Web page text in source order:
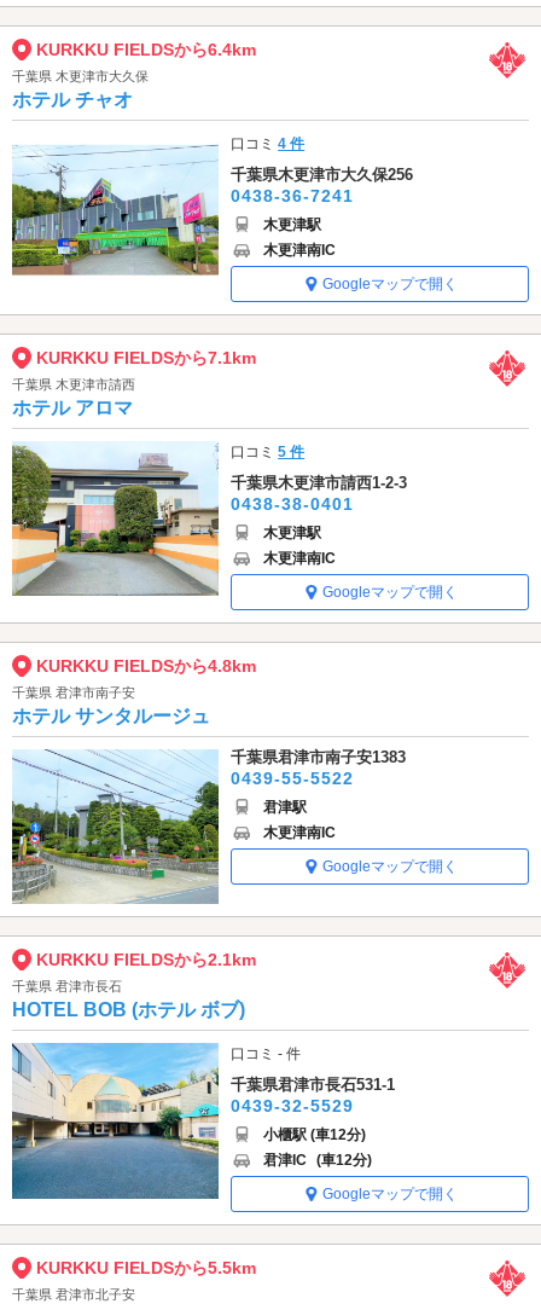
KURKKU FIELDSから6.4km
千葉県 木更津市大久保
ホテル チャオ
口コミ4 件
千葉県木更津市大久保256
0438-36-7241
木更津駅
木更津南IC
Googleマップで開く
KURKKU FIELDSから7.1km
千葉県 木更津市請西
ホテル アロマ
口コミ5 件
千葉県木更津市請西1-2-3
0438-38-0401
木更津駅
木更津南IC
Googleマップで開く
KURKKU FIELDSから4.8km
千葉県 君津市南子安
ホテル サンタルージュ
千葉県君津市南子安1383
0439-55-5522
君津駅
木更津南IC
Googleマップで開く
KURKKU FIELDSから2.1km
千葉県 君津市長石
HOTEL BOB (ホテル ボブ)
口コミ - 件
千葉県君津市長石531-1
0439-32-5529
小櫃駅 (車12分)
君津IC (車12分)
Googleマップで開く
KURKKU FIELDSから5.5km
千葉県 君津市北子安